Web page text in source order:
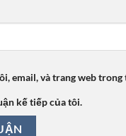
email, và trang web
kế tiếp của tôi.